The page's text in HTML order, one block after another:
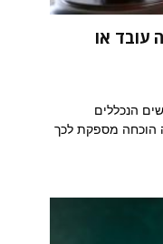
עובד או
הנכללים
הוכחה מספקת לכך